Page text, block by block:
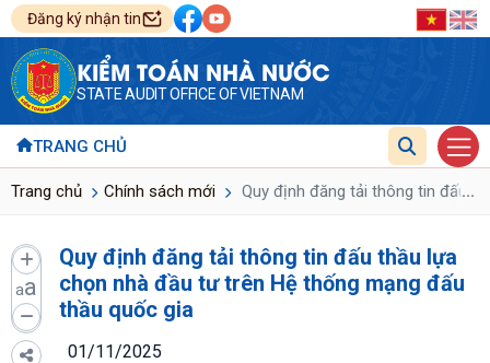
Đăng ký nhận tin
KIỂM TOÁN NHÀ NƯỚC
STATE AUDIT OFFICE OF VIETNAM
TRANG CHỦ
Trang chủ Chính sách mới Quy định đăng tải thông tin đấu...
aa
Quy định đăng tải thông tin đấu thầu lựa
chọn nhà đầu tư trên Hệ thống mạng đấu
thầu quốc gia
01/11/2025